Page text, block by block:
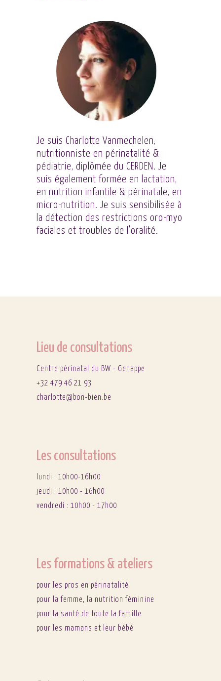
Je suis Charlotte Vanmechelen,
nutritionniste en périnatalité &
pédiatrie, diplômée du CERDEN. Je
suis également formée en lactation,
en nutrition infantile & périnatale, en
micro-nutrition. Je suis sensibilisée à
la détection des restrictions oro-myo
faciales et troubles de l'oralité.
Lieu de consultations
Centre périnatal du BW - Genappe
+32 479 46 21 93
charlotte@bon-bien.be
Les consultations
lundi : 10h00-16h00
jeudi : 10h00 - 16h00
vendredi : 10h00 - 17h00
Les formations & ateliers
pour les pros en périnatalité
pour la femme, la nutrition féminine
pour la santé de toute la famille
pour les mamans et leur bébé